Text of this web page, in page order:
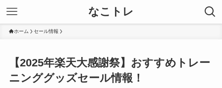
なこトレ
ホーム セール情報
【2025年楽天大感謝祭】おすすめトレー
ニンググッズセール情報！